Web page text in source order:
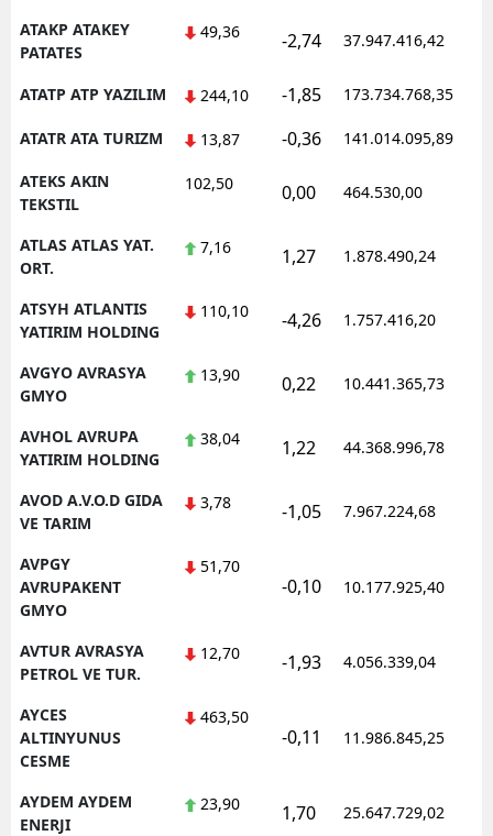
ATAKP ATAKEY
PATATES
49,36 -2,74 37.947.416,42
ATATP ATP YAZILIM 244,10 -1,85 173.734.768,35
ATATR ATA TURIZM 13,87 -0,36 141.014.095,89
ATEKS AKIN
TEKSTIL
102,50 0,00 464.530,00
ATLAS ATLAS YAT.
ORT.
7,16 1,27 1.878.490,24
ATSYH ATLANTIS
YATIRIM HOLDING
110,10 -4,26 1.757.416,20
AVGYO AVRASYA
GMYO
13,90 0,22 10.441.365,73
AVHOL AVRUPA
YATIRIM HOLDING
38,04 1,22 44.368.996,78
AVOD A.V.O.D GIDA
VE TARIM
3,78 -1,05 7.967.224,68
AVPGY
AVRUPAKENT
GMYO
51,70
-0,10 10.177.925,40
AVTUR AVRASYA
PETROL VE TUR.
12,70 -1,93 4.056.339,04
AYCES
ALTINYUNUS
CESME
463,50
-0,11 11.986.845,25
AYDEM AYDEM
ENERJI
23,90 1,70 25.647.729,02